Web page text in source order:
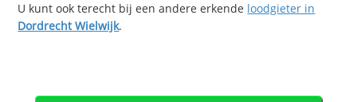
U kunt ook terecht bij een andere erkende loodgieter in
Dordrecht Wielwijk.